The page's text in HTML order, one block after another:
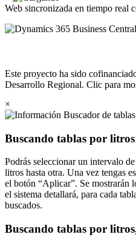
Web sincronizada en tiempo real
Este proyecto ha sido
Desarrollo Regional. Clic para
×
Buscador de tablas
Buscando tablas por litros
Podrás seleccionar un intervalo
litros hasta otra. Una vez tengas
el botón
Aplicar . Se mostrarán
el sistema detallará, para cada
buscados.
Buscando tablas por